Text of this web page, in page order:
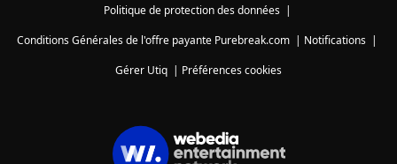
Politique de protection des données|
Conditions Générales de l'offre payante Purebreak.com | Notifications |
Gérer Utiq | Préférences cookies